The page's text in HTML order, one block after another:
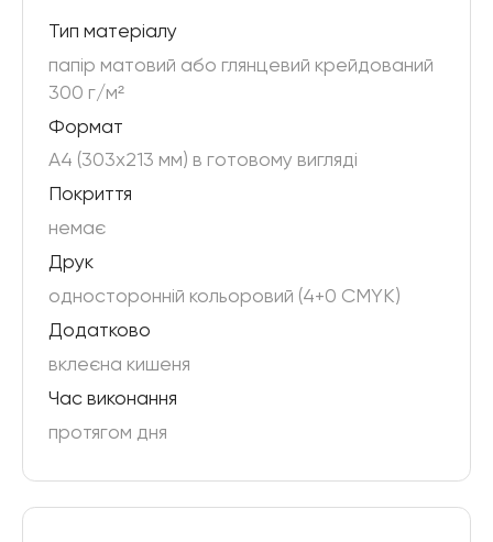
Тип матеріалу
папір матовий або глянцевий крейдований
300 г/м²
Формат
A4 (303x213 мм) в готовому вигляді
Покриття
немає
Друк
односторонній кольоровий (4+0 CMYK)
Додатково
вклеєна кишеня
Час виконання
протягом дня